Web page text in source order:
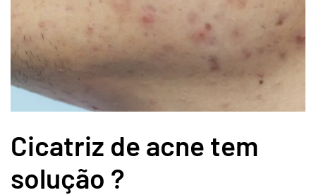
Cicatriz de acne tem
solução ?